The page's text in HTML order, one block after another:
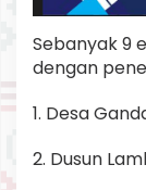
Sebanyak 9
dengan
1. Desa
2. Dusun